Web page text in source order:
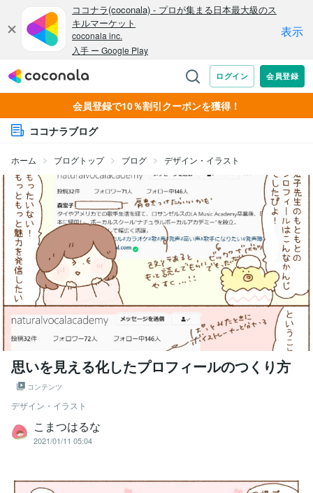
会員登録で10％割引クーポンを獲得！
ココナラブログ
ホーム ブログトップ ブログ デザイン・イラスト
思いを見える化したプロフィールのつくり方
コンテンツ
デザイン・イラスト
こまつはるな
2021/01/11 05:04